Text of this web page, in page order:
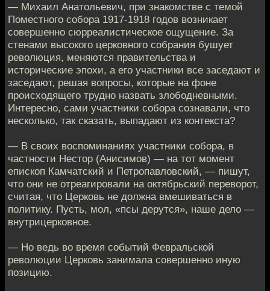
— Михаил Анатольевич, при знакомстве с темой
Поместного собора 1917-1918 годов возникает
совершенно сюрреалистическое ощущение. За
стенами высокого церковного собрания бушует
революция, меняются правительства и
исторические эпохи, а его участники все заседают и
заседают, решая вопросы, которые на фоне
происходящего трудно назвать злободневными.
Интересно, сами участники собора сознавали, что
несколько, так сказать, выпадают из контекста?
— В своих воспоминаниях участники собора, в
частности Нестор (Анисимов) — на тот момент
епископ Камчатский и Петропавловский, — пишут,
что они не отреагировали на октябрьский переворот,
считая, что Церковь не должна вмешиваться в
политику. Пусть, мол, «псы дерутся», наше дело —
внутрицерковное.
— Но ведь во время событий Февральской
революции Церковь занимала совершенно иную
позицию.